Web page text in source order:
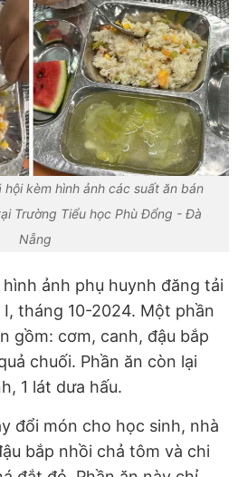
kèm hình ảnh các suất ăn bán
Trường Tiểu học Phù Đổng - Đà
Nẵng
ảnh phụ huynh đăng tải
tháng 10-2024. Một phần
gồm: cơm, canh, đậu bắp
chuối. Phần ăn còn lại
1 lát dưa hấu.
đổi món cho học sinh, nhà
bắp nhồi chả tôm và chi